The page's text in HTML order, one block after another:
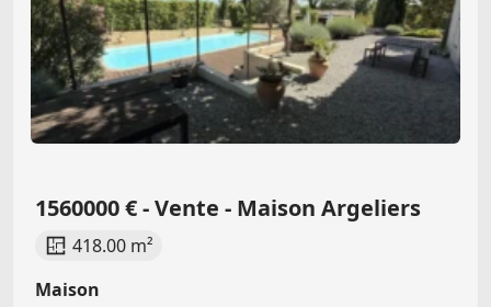
1560000 € - Vente - Maison Argeliers
418.00 m²
Maison